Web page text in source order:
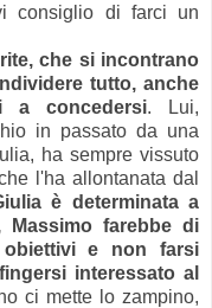
consiglio di farci un
che si incontrano
tutto, anche
a concedersi.
Lui,
in passato da una
ha sempre vissuto
l'ha allontanata dal
è determinata a
Massimo farebbe di
e non farsi
interessato al
ci mette lo zampino,